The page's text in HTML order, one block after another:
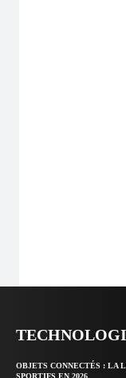
OBJETS CONNECTÉS : LA
SPORTIFS EN 2026